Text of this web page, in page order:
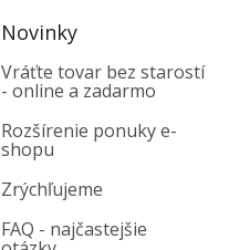
Novinky
Vráťte tovar bez starostí
- online a zadarmo
Rozšírenie ponuky e-
shopu
Zrýchľujeme
FAQ - najčastejšie